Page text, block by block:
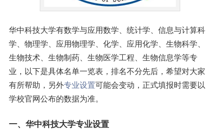
华中科技大学有数学与应用数学、统计学、信息与计算科
学、物理学、应用物理学、化学、应用化学、生物科学、
生物技术、生物制药、生物医学工程、生物信息学等专
业，以下是具体名单一览表，排名不分先后，希望对大家
有所帮助，另外专业设置可能会变动，正式填报时需要以
学校官网公布的数据为准。
一、华中科技大学专业设置